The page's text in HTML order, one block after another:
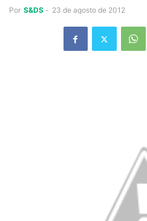
Por S&DS - 23 de agosto de 2012